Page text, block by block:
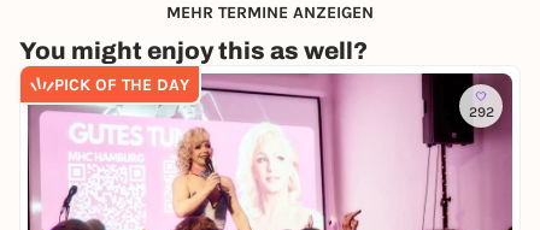
MEHR TERMINE ANZEIGEN
You might enjoy this as well?
PICK OF THE DAY
292